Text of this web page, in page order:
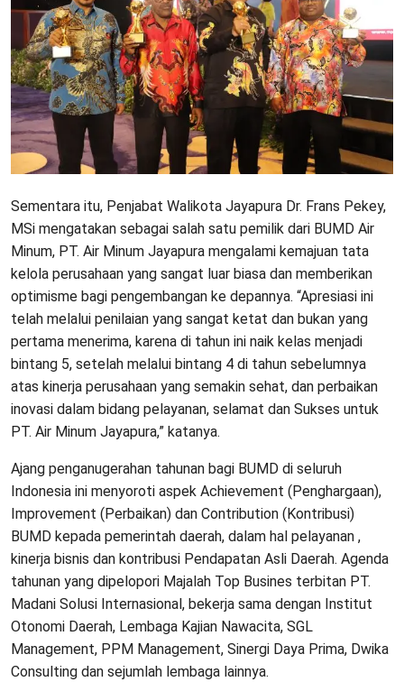
Sementara itu, Penjabat Walikota Jayapura Dr. Frans Pekey,
MSi mengatakan sebagai salah satu pemilik dari BUMD Air
Minum, PT. Air Minum Jayapura mengalami kemajuan tata
kelola perusahaan yang sangat luar biasa dan memberikan
optimisme bagi pengembangan ke depannya. “Apresiasi ini
telah melalui penilaian yang sangat ketat dan bukan yang
pertama menerima, karena di tahun ini naik kelas menjadi
bintang 5, setelah melalui bintang 4 di tahun sebelumnya
atas kinerja perusahaan yang semakin sehat, dan perbaikan
inovasi dalam bidang pelayanan, selamat dan Sukses untuk
PT. Air Minum Jayapura,” katanya.
Ajang penganugerahan tahunan bagi BUMD di seluruh
Indonesia ini menyoroti aspek Achievement (Penghargaan),
Improvement (Perbaikan) dan Contribution (Kontribusi)
BUMD kepada pemerintah daerah, dalam hal pelayanan ,
kinerja bisnis dan kontribusi Pendapatan Asli Daerah. Agenda
tahunan yang dipelopori Majalah Top Busines terbitan PT.
Madani Solusi Internasional, bekerja sama dengan Institut
Otonomi Daerah, Lembaga Kajian Nawacita, SGL
Management, PPM Management, Sinergi Daya Prima, Dwika
Consulting dan sejumlah lembaga lainnya.